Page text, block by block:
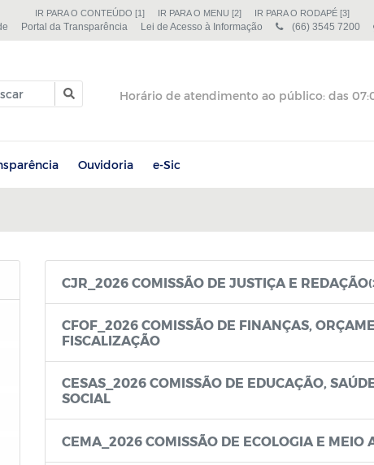
IR PARA O CONTEÚDO [1] IR PARA O MENU [2] IR PARA O RODAPÉ [3]
Portal da Transparência Lei de Acesso à Informação (66) 3545 7200
Ouvidoria e-Sic
CJR_2026 COMISSÃO DE JUSTIÇA E REDAÇÃO
CFOF_2026 COMISSÃO DE FINANÇAS,
FISCALIZAÇÃO
CESAS_2026 COMISSÃO DE EDUCAÇÃO,
SOCIAL
CEMA_2026 COMISSÃO DE ECOLOGIA E MEIO